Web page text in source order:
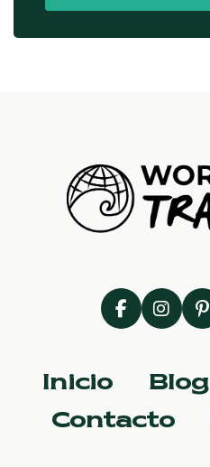
Inicio Blog
Contacto